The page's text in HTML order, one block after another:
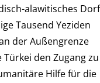
alawitisches Dorf
Tausend Yeziden
der Außengrenze
den Zugang zu
Hilfe für die